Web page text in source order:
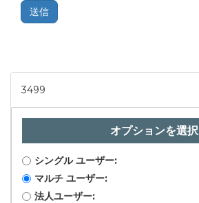
送信
3499
オプションを選択
シングル ユーザー:
マルチ ユーザー:
法人ユーザー: